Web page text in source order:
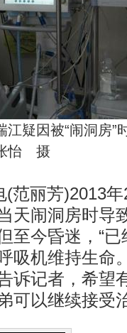
疑因被“闹洞房”
怡 摄
丽芳)2013年
天闹洞房时导
至今昏迷，“
吸机维持生命
诉记者，希望
可以继续接受